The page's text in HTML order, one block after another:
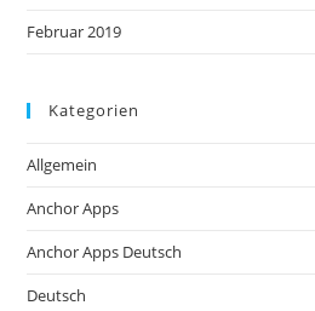
Februar 2019
Kategorien
Allgemein
Anchor Apps
Anchor Apps Deutsch
Deutsch